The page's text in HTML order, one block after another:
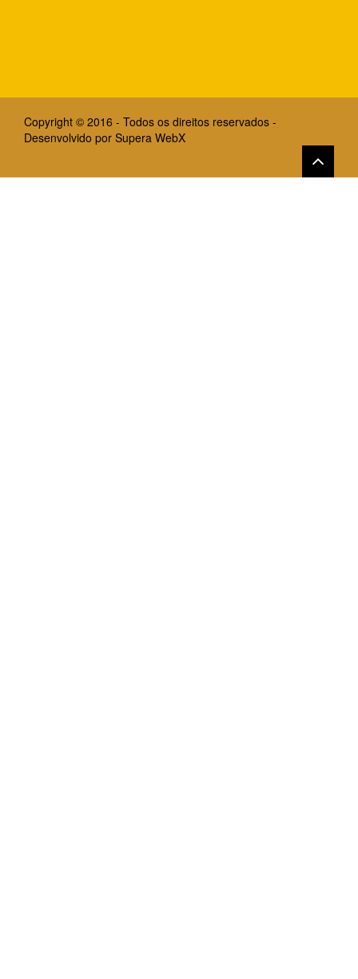
Copyright © 2016 - Todos os direitos reservados -
Desenvolvido por Supera WebX